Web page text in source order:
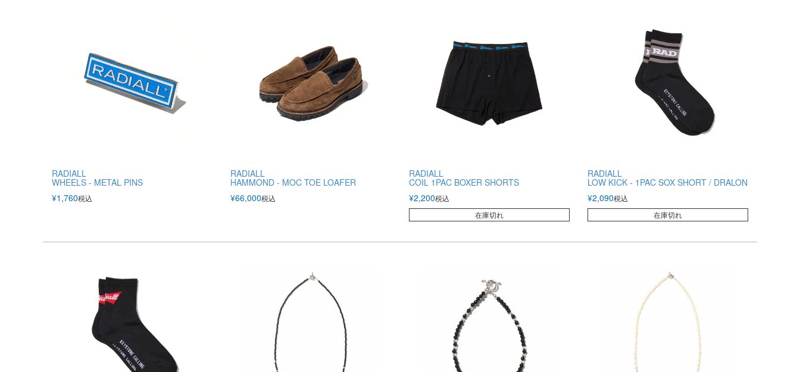
RADIALL
WHEELS - METAL PINS
¥1,760税込
RADIALL
HAMMOND - MOC TOE LOAFER
¥66,000税込
RADIALL
COIL 1PAC BOXER SHORTS
¥2,200税込
在庫切れ
RADIALL
LOW KICK - 1PAC SOX SHORT / DRALON
¥2,090税込
在庫切れ